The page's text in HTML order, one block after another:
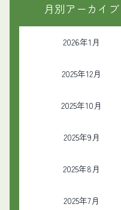
月別アーカイブ
2026年1月
2025年12月
2025年10月
2025年9月
2025年8月
2025年7月